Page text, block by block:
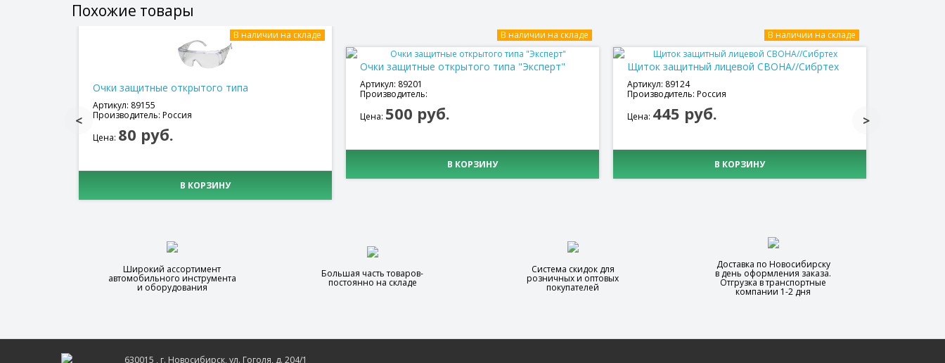
Похожие товары
Очки защитные открытого типа
В наличии на складе
Артикул: 89155
Производитель: Россия
Цена: 80 руб.
В КОРЗИНУ
Очки защитные открытого типа "Эксперт"
В наличии на складе
Артикул: 89201
Производитель:
Цена: 500 руб.
В КОРЗИНУ
Щиток защитный лицевой СВОНА//Сибртех
В наличии на складе
Артикул: 89124
Производитель: Россия
Цена: 445 руб.
В КОРЗИНУ
Широкий ассортимент
автомобильного инструмента
и оборудования
Большая часть товаров-
постоянно на складе
Система скидок для
розничных и оптовых
покупателей
Доставка по Новосибирску
в день оформления заказа.
Отгрузка в транспортные
компании 1-2 дня
630015 , г. Новосибирск, ул. Гоголя, д. 204/1